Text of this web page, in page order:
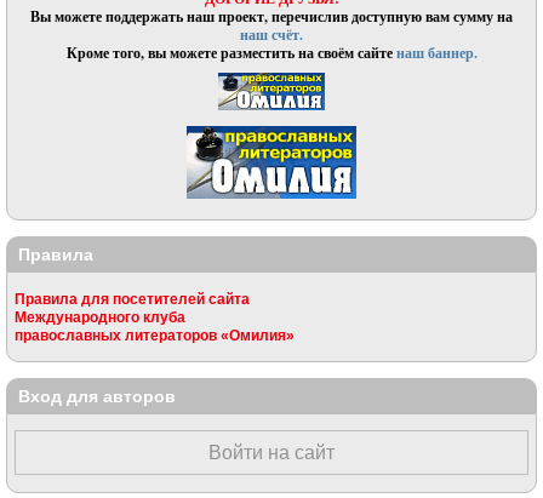
Вы можете поддержать наш проект, перечислив доступную вам сумму на
наш счёт.
Кроме того, вы можете разместить на своём сайтенаш баннер.
Правила
Правила для посетителей сайта
Международного клуба
православных литераторов «Омилия»
Вход для авторов
Войти на сайт